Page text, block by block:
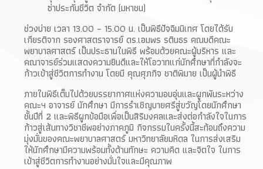
ซ่าประกันชีวิต จำกัด (มหาชน)
ช่วงบ่าย เวลา 13.00 – 15.00 น. เป็นพิธีปัจฉิมนิเทศ โดยได้รับ
เกียรติจาก รองศาสตราจารย์ ดร.เอมพร รตินธร คณบดีคณะ
พยาบาลศาสตร์ เป็นประธานในพิธี พร้อมด้วยคณะผู้บริหาร และ
คณาจารย์ร่วมแสดงความยินดีและให้โอวาทแก่นักศึกษาที่กำลังจะ
ก้าวเข้าสู่ชีวิตการทำงาน โดยมี คุณศุภกิจ ชาติพิมาย เป็นผู้นำพิธี
ภายในพิธีเต็มไปด้วยบรรยากาศแห่งความอบอุ่นและผูกพันระหว่าง
คณะฯ อาจารย์ นักศึกษา มีการรำเชิญบายศรีสู่ขวัญโดยนักศึกษา
ชั้นปีที่ 2 และพิธีผูกข้อมือเพื่อเป็นสิริมงคลและส่งต่อกำลังใจในการ
ก้าวสู่เส้นทางวิชาชีพอย่างภาคภูมิ กิจกรรมในครั้งนี้สะท้อนถึงความ
มุ่งมั่นของคณะพยาบาลศาสตร์ มหาวิทยาลัยมหิดล ในการส่งเสริม
ให้นักศึกษามีความพร้อมทั้งด้านทักษะ ความคิด และจิตใจ ในการ
เข้าสู่ชีวิตการทำงานอย่างมั่นใจและมีคุณภาพ